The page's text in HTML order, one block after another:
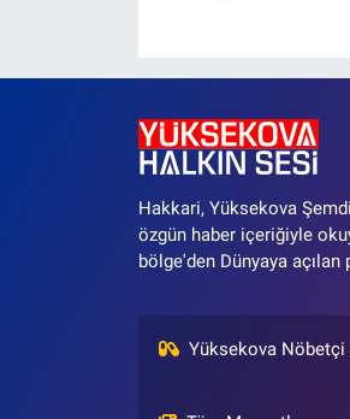
Hakkari, Yüksekova
özgün haber içeriğiyle
bölge'den Dünyaya açılan
Yüksekova Nöbetçi